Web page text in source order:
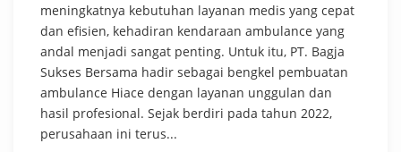
meningkatnya kebutuhan layanan medis yang cepat
dan efisien, kehadiran kendaraan ambulance yang
andal menjadi sangat penting. Untuk itu, PT. Bagja
Sukses Bersama hadir sebagai bengkel pembuatan
ambulance Hiace dengan layanan unggulan dan
hasil profesional. Sejak berdiri pada tahun 2022,
perusahaan ini terus...